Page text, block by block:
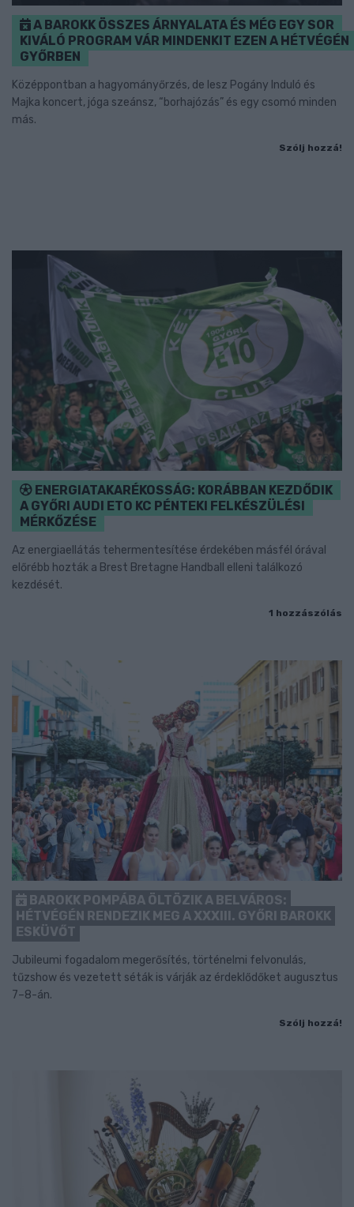
A BAROKK ÖSSZES ÁRNYALATA ÉS MÉG EGY SOR
KIVÁLÓ PROGRAM VÁR MINDENKIT EZEN A HÉTVÉGÉN
GYŐRBEN
Középpontban a hagyományőrzés, de lesz Pogány Induló és
Majka koncert, jóga szeánsz, “borhajózás” és egy csomó minden
más.
Szólj hozzá!
ENERGIATAKARÉKOSSÁG: KORÁBBAN KEZDŐDIK
A GYŐRI AUDI ETO KC PÉNTEKI FELKÉSZÜLÉSI
MÉRKŐZÉSE
Az energiaellátás tehermentesítése érdekében másfél órával
előrébb hozták a Brest Bretagne Handball elleni találkozó
kezdését.
1 hozzászólás
BAROKK POMPÁBA ÖLTÖZIK A BELVÁROS:
HÉTVÉGÉN RENDEZIK MEG A XXXIII. GYŐRI BAROKK
ESKÜVŐT
Jubileumi fogadalom megerősítés, történelmi felvonulás,
tűzshow és vezetett séták is várják az érdeklődőket augusztus
7–8-án.
Szólj hozzá!